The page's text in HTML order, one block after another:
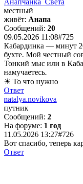
Анапчанка_Света
местный
живёт: Анапа
Сообщений: 20
09.05.2026 11:08#725
Кабардинка — минут
бухте. Мой честный
Тонкий мыс или в
намучаетесь.
☀ То что нужно
Ответ
natalya.novikova
путник
Сообщений: 2
На форуме: 1 год
11.05.2026 13:27#726
Вот спасибо, теперь
Ответ